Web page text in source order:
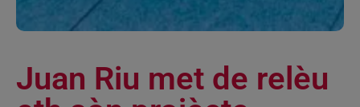
Juan Riu met de relèu